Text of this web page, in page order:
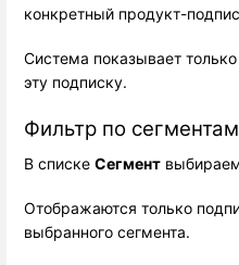
конкретный продукт-
Система показывает
эту подписку.
Фильтр по сегментам
В списке Сегмент
Отображаются только
выбранного сегмента.